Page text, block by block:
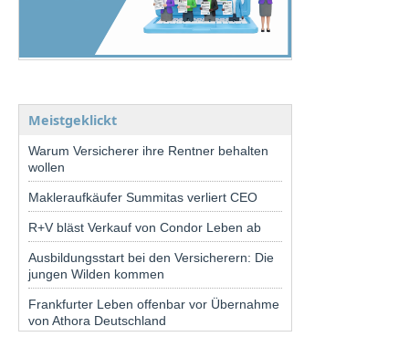
Meistgeklickt
Warum Versicherer ihre Rentner behalten
wollen
Makleraufkäufer Summitas verliert CEO
R+V bläst Verkauf von Condor Leben ab
Ausbildungsstart bei den Versicherern: Die
jungen Wilden kommen
Frankfurter Leben offenbar vor Übernahme
von Athora Deutschland